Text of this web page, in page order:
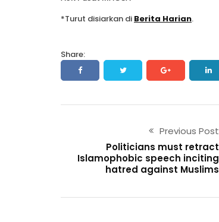
*Turut disiarkan di Berita Harian.
Share:
Previous Post
Politicians must retract
Islamophobic speech inciting
hatred against Muslims